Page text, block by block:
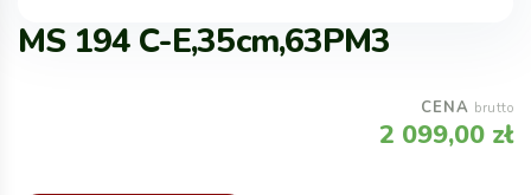
MS 194 C-E,35cm,63PM3
CENA brutto
2 099,00 zł